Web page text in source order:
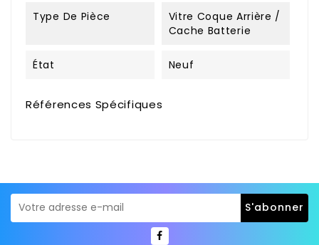
Type De Pièce
Vitre Coque Arrière /
Cache Batterie
État Neuf
Références Spécifiques